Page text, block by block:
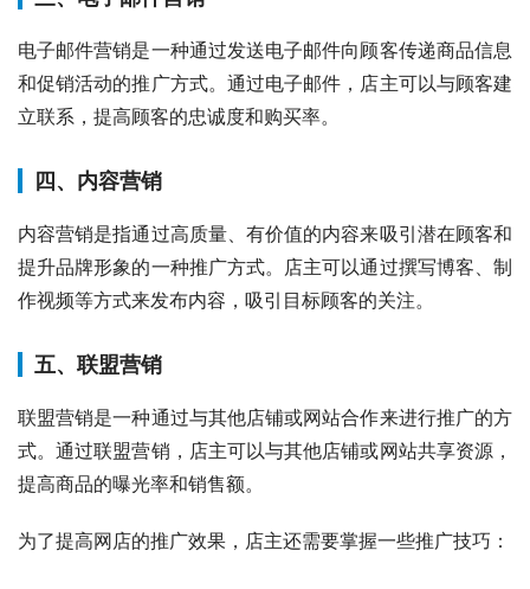
电子邮件营销是一种通过发送电子邮件向顾客传递商品信息
和促销活动的推广方式。通过电子邮件，店主可以与顾客建
立联系，提高顾客的忠诚度和购买率。
四、内容营销
内容营销是指通过高质量、有价值的内容来吸引潜在顾客和
提升品牌形象的一种推广方式。店主可以通过撰写博客、制
作视频等方式来发布内容，吸引目标顾客的关注。
五、联盟营销
联盟营销是一种通过与其他店铺或网站合作来进行推广的方
式。通过联盟营销，店主可以与其他店铺或网站共享资源，
提高商品的曝光率和销售额。
为了提高网店的推广效果，店主还需要掌握一些推广技巧：